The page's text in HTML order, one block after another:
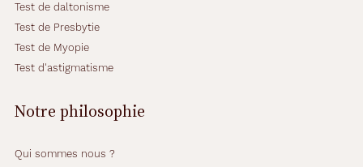
Test de daltonisme
Test de Presbytie
Test de Myopie
Test d'astigmatisme
Notre philosophie
Qui sommes nous ?